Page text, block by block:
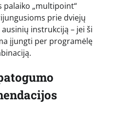
palaiko „multipoint“
prie dviejų
instrukciją – jei ši
įjungti per programėlę